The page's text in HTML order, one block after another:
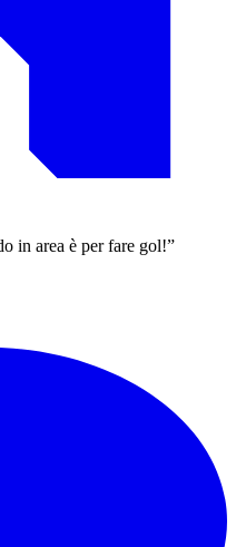
in area è per fare gol!”